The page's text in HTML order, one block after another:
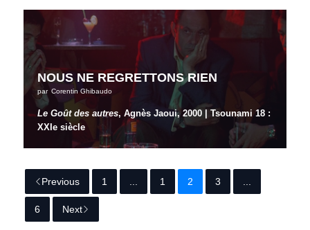
NOUS NE REGRETTONS RIEN
par Corentin Ghibaudo
Le Goût des autres, Agnès Jaoui, 2000 | Tsounami 18 :
XXIe siècle
Previous 1 ... 1 2 3 ...
6 Next